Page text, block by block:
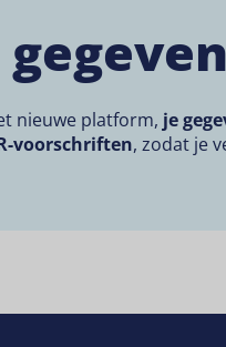
nieuwe platform, je
voorschriften, zodat je